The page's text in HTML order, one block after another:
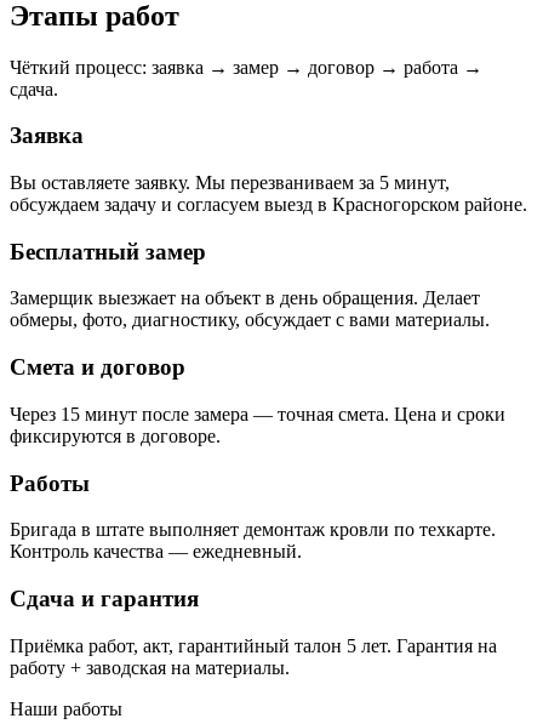
Этапы работ
Чёткий процесс: заявка → замер → договор → работа →
сдача.
Заявка
Вы оставляете заявку. Мы перезваниваем за 5 минут,
обсуждаем задачу и согласуем выезд в Красногорском районе.
Бесплатный замер
Замерщик выезжает на объект в день обращения. Делает
обмеры, фото, диагностику, обсуждает с вами материалы.
Смета и договор
Через 15 минут после замера — точная смета. Цена и сроки
фиксируются в договоре.
Работы
Бригада в штате выполняет демонтаж кровли по техкарте.
Контроль качества — ежедневный.
Сдача и гарантия
Приёмка работ, акт, гарантийный талон 5 лет. Гарантия на
работу + заводская на материалы.
Наши работы